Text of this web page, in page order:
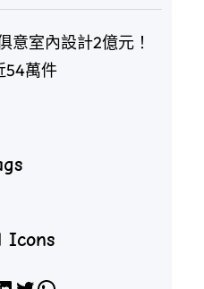
意室內設計2億元！
54萬件
Icons